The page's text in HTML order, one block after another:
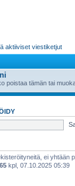
aktiiviset viestiketjut
poistaa tämän tai
ei yhtään
kpl, 07.10.2025 05:39